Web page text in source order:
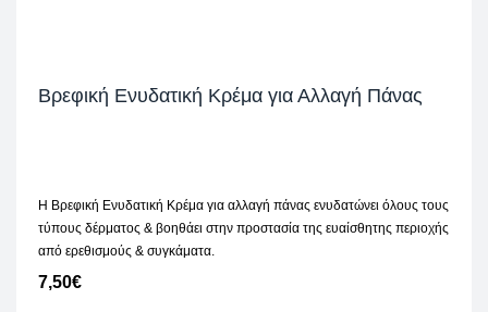
Βρεφική Ενυδατική Κρέμα για Αλλαγή Πάνας
H Βρεφική Ενυδατική Κρέμα για αλλαγή πάνας ενυδατώνει όλους τους
τύπους δέρματος & βοηθάει στην προστασία της ευαίσθητης περιοχής
από ερεθισμούς & συγκάματα.
7,50€